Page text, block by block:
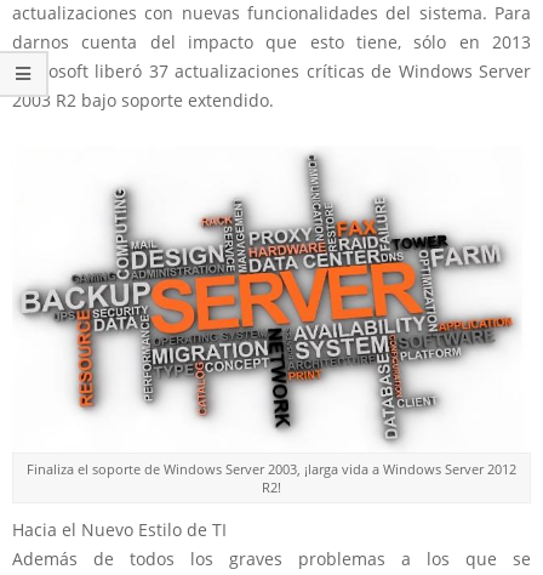
actualizaciones con nuevas funcionalidades del sistema. Para
darnos cuenta del impacto que esto tiene, sólo en 2013
Microsoft liberó 37 actualizaciones críticas de Windows Server
2003 R2 bajo soporte extendido.
Finaliza el soporte de Windows Server 2003, ¡larga vida a Windows Server 2012
R2!
Hacia el Nuevo Estilo de TI
Además de todos los graves problemas a los que se